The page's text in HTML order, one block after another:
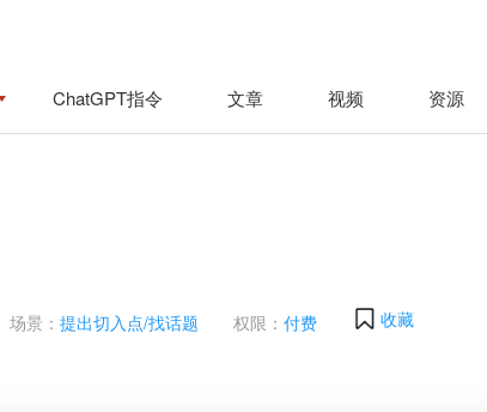
ChatGPT指令 文章 视频 资源
场景： 提出切入点/找话题 权限： 付费 收藏